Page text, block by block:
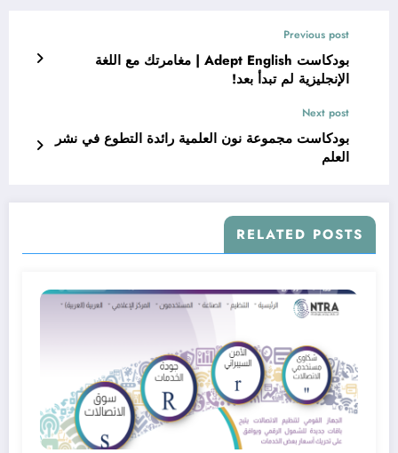
Previous post
بودكاست Adept English | مغامرتك مع اللغة
الإنجليزية لم تبدأ بعد!
Next post
بودكاست مجموعة نون العلمية رائدة التطوع في نشر
العلم
RELATED POSTS